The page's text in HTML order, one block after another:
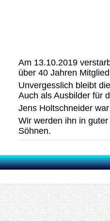
Am 13.10.2019
über 40 Jahren
Unvergesslich bleibt
Auch als Ausbilder für
Jens Holtschneider
Wir werden ihn in
Söhnen.